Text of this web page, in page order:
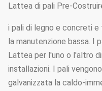
Lattea di pali Pre-
i pali di legno e concreti
la manutenzione bassa. I
Lattea per l'uno o l'altro
installazioni. I pali
galvanizzata la caldo-